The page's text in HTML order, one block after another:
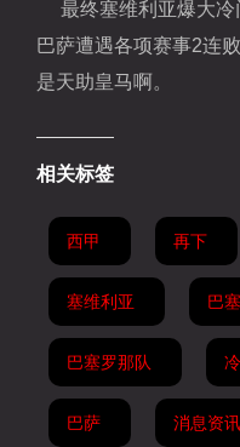
最终塞维利亚爆大
巴萨遭遇各项赛事2连
是天助皇马啊。
相关标签
西甲 再下
塞维利亚 巴
巴塞罗那队
巴萨 消息资讯